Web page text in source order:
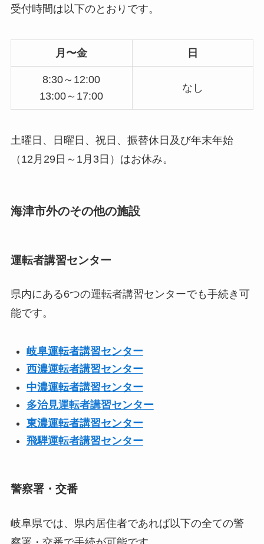
受付時間は以下のとおりです。
月〜金 日
8:30～12:00
13:00～17:00
なし
土曜日、日曜日、祝日、振替休日及び年末年始
（12月29日～1月3日）はお休み。
海津市外のその他の施設
運転者講習センター
県内にある6つの運転者講習センターでも手続き可
能です。
岐阜運転者講習センター
西濃運転者講習センター
中濃運転者講習センター
多治見運転者講習センター
東濃運転者講習センター
飛騨運転者講習センター
警察署・交番
岐阜県では、県内居住者であれば以下の全ての警